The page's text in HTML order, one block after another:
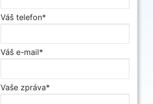
Váš telefon*
Váš e-mail*
Vaše zpráva*